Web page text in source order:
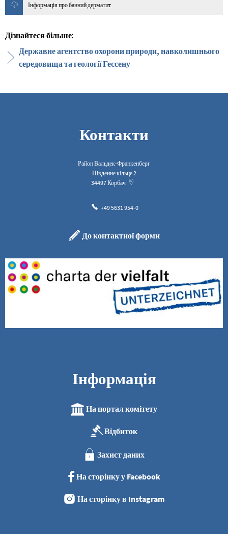
Інформація про банний дерматит
Дізнайтеся більше:
Державне агентство охорони природи, навколишнього
середовища та геології Гессену
Контакти
Район Вальдек-Франкенберг
Південне кільце 2
34497Корбач
+49 5631 954-0
До контактної форми
Інформація
На портал комітету
Відбиток
Захист даних
На сторінку у Facebook
На сторінку в Instagram